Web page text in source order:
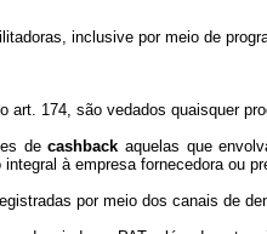
inclusive por meio de
174, são vedados quaisquer
decashbackaquelas que
à empresa fornecedora ou
por meio dos canais de